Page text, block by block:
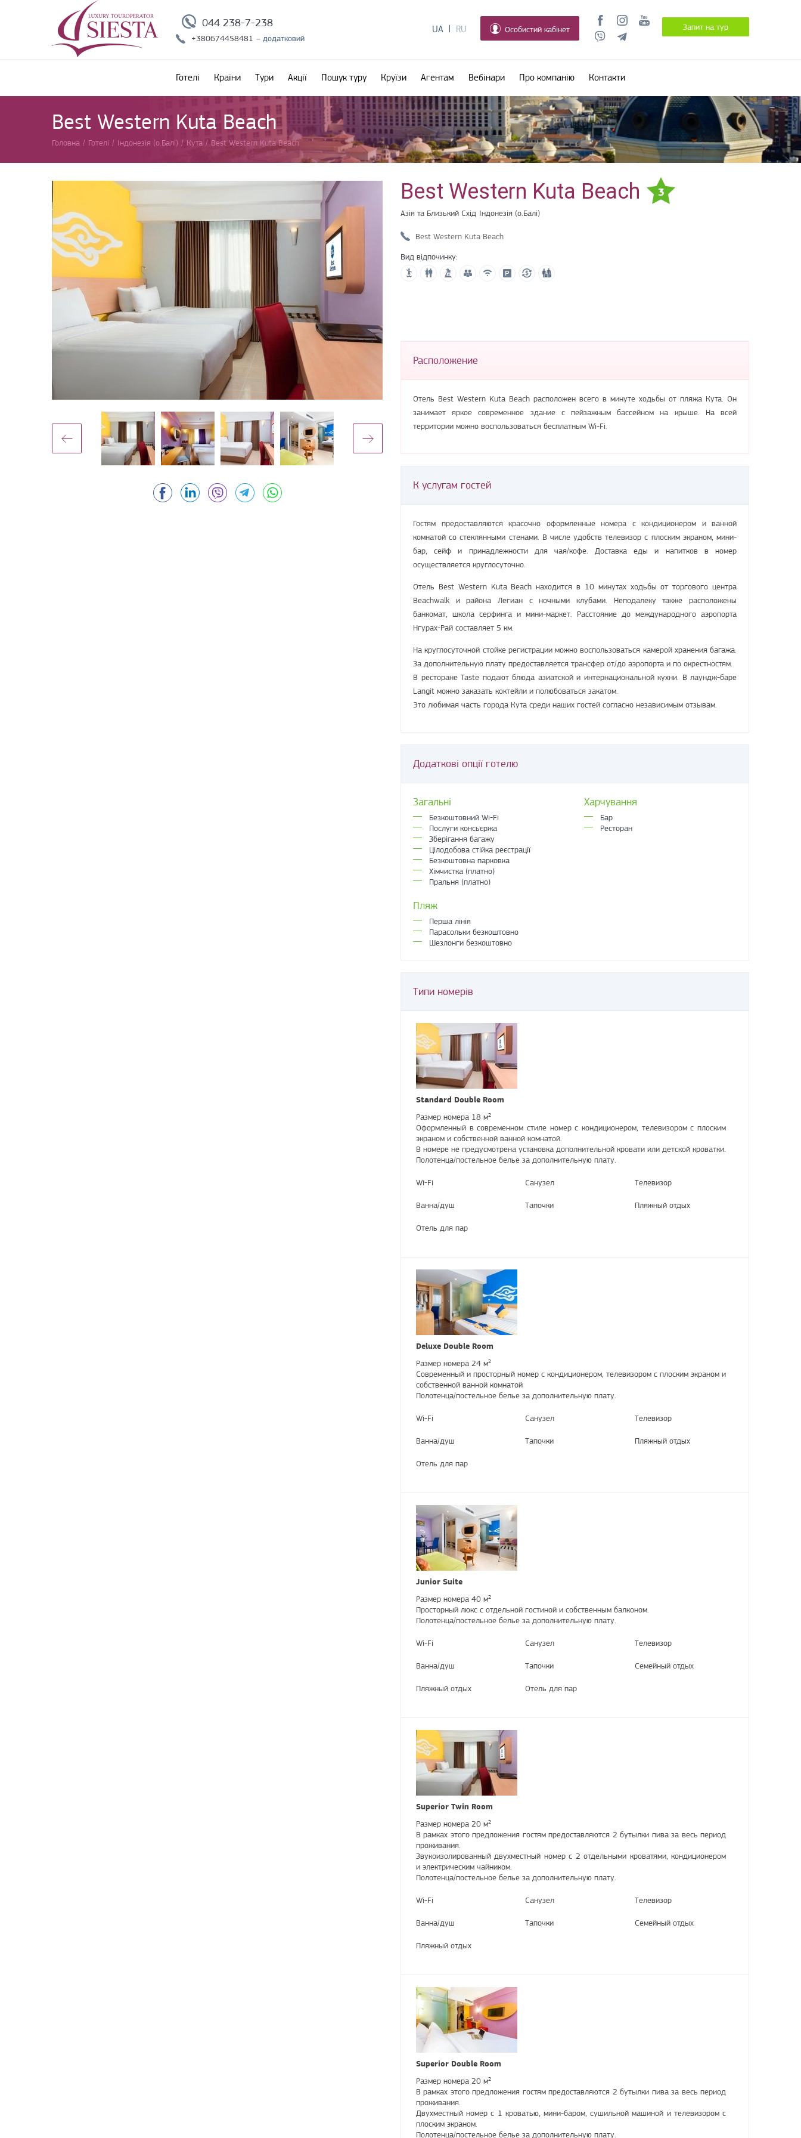
044 238-7-238
+380674458481 – додатковий
UA RU Особистий кабінет Запит на тур
Готелі Країни Тури Акції Пошук туру Круїзи Агентам Вебінари Про компанію Контакти
Best Western Kuta Beach
Головна / Готелі / Індонезія (о.Балі) / Кута / Best Western Kuta Beach
Best Western Kuta Beach 3
Азія та Близький Схід Індонезія (о.Балі)
Best Western Kuta Beach
Вид відпочинку:
Расположение
Отель Best Western Kuta Beach расположен всего в минуте ходьбы от пляжа Кута. Он
занимает яркое современное здание с пейзажным бассейном на крыше. На всей
территории можно воспользоваться бесплатным Wi-Fi.
К услугам гостей
Гостям предоставляются красочно оформленные номера с кондиционером и ванной
комнатой со стеклянными стенами. В числе удобств телевизор с плоским экраном, мини-
бар, сейф и принадлежности для чая/кофе. Доставка еды и напитков в номер
осуществляется круглосуточно.
Отель Best Western Kuta Beach находится в 10 минутах ходьбы от торгового центра
Beachwalk и района Легиан с ночными клубами. Неподалеку также расположены
банкомат, школа серфинга и мини-маркет. Расстояние до международного аэропорта
Нгурах-Рай составляет 5 км.
На круглосуточной стойке регистрации можно воспользоваться камерой хранения багажа.
За дополнительную плату предоставляется трансфер от/до аэропорта и по окрестностям.
В ресторане Taste подают блюда азиатской и интернациональной кухни. В лаундж-баре
Langit можно заказать коктейли и полюбоваться закатом.
Это любимая часть города Кута среди наших гостей согласно независимым отзывам.
Додаткові опції готелю
Загальні
Безкоштовний Wi-Fi
Послуги консьєржа
Зберігання багажу
Цілодобова стійка реєстрації
Безкоштовна парковка
Хімчистка (платно)
Пральня (платно)
Харчування
Бар
Ресторан
Пляж
Перша лінія
Парасольки безкоштовно
Шезлонги безкоштовно
Типи номерів
Standard Double Room
Размер номера 18 м²
Оформленный в современном стиле номер с кондиционером, телевизором с плоским
экраном и собственной ванной комнатой.
В номере не предусмотрена установка дополнительной кровати или детской кроватки.
Полотенца/постельное белье за дополнительную плату.
Wi-Fi Санузел Телевизор
Ванна/душ Тапочки Пляжный отдых
Отель для пар
Deluxe Double Room
Размер номера 24 м²
Современный и просторный номер с кондиционером, телевизором с плоским экраном и
собственной ванной комнатой
Полотенца/постельное белье за дополнительную плату.
Wi-Fi Санузел Телевизор
Ванна/душ Тапочки Пляжный отдых
Отель для пар
Junior Suite
Размер номера 40 м²
Просторный люкс с отдельной гостиной и собственным балконом.
Полотенца/постельное белье за дополнительную плату.
Wi-Fi Санузел Телевизор
Ванна/душ Тапочки Семейный отдых
Пляжный отдых Отель для пар
Superior Twin Room
Размер номера 20 м²
В рамках этого предложения гостям предоставляются 2 бутылки пива за весь период
проживания.
Звукоизолированный двухместный номер с 2 отдельными кроватями, кондиционером
и электрическим чайником.
Полотенца/постельное белье за дополнительную плату.
Wi-Fi Санузел Телевизор
Ванна/душ Тапочки Семейный отдых
Пляжный отдых
Superior Double Room
Размер номера 20 м²
В рамках этого предложения гостям предоставляются 2 бутылки пива за весь период
проживания.
Двухместный номер с 1 кроватью, мини-баром, сушильной машиной и телевизором с
плоским экраном.
Полотенца/постельное белье за дополнительную плату.